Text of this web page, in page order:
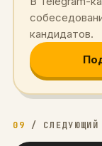
кандидатов.
09 /